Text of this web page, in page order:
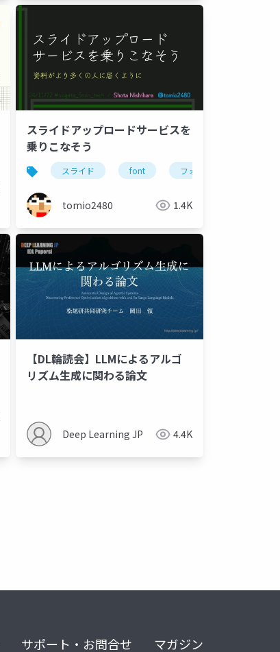
会議手法 ブレインストーミング
スライドアップロードサービスを
乗りこなそう
スライド font フォント
tomio2480 1.4K
【DL輪読会】LLMによるアルゴ
リズム生成に関わる論文
Deep Learning JP 4.4K
サポート・お問合せ マガジン